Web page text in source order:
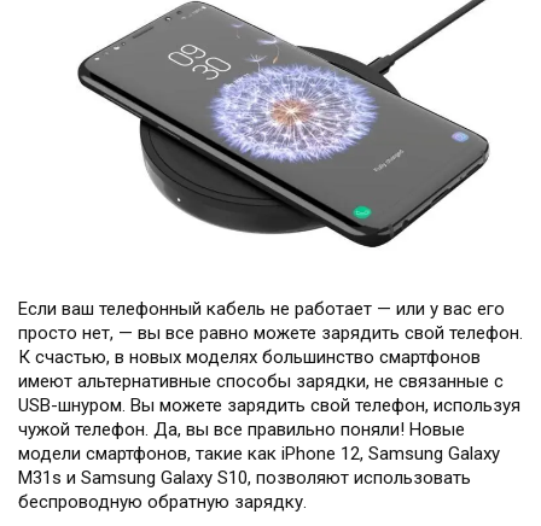
Если ваш телефонный кабель не работает — или у вас его
просто нет, — вы все равно можете зарядить свой телефон.
К счастью, в новых моделях большинство смартфонов
имеют альтернативные способы зарядки, не связанные с
USB-шнуром. Вы можете зарядить свой телефон, используя
чужой телефон. Да, вы все правильно поняли! Новые
модели смартфонов, такие как iPhone 12, Samsung Galaxy
M31s и Samsung Galaxy S10, позволяют использовать
беспроводную обратную зарядку.